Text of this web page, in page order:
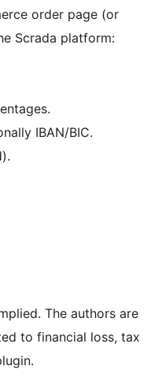
order page (or
Scrada platform:
IBAN/BIC.
The authors are
to financial loss, tax